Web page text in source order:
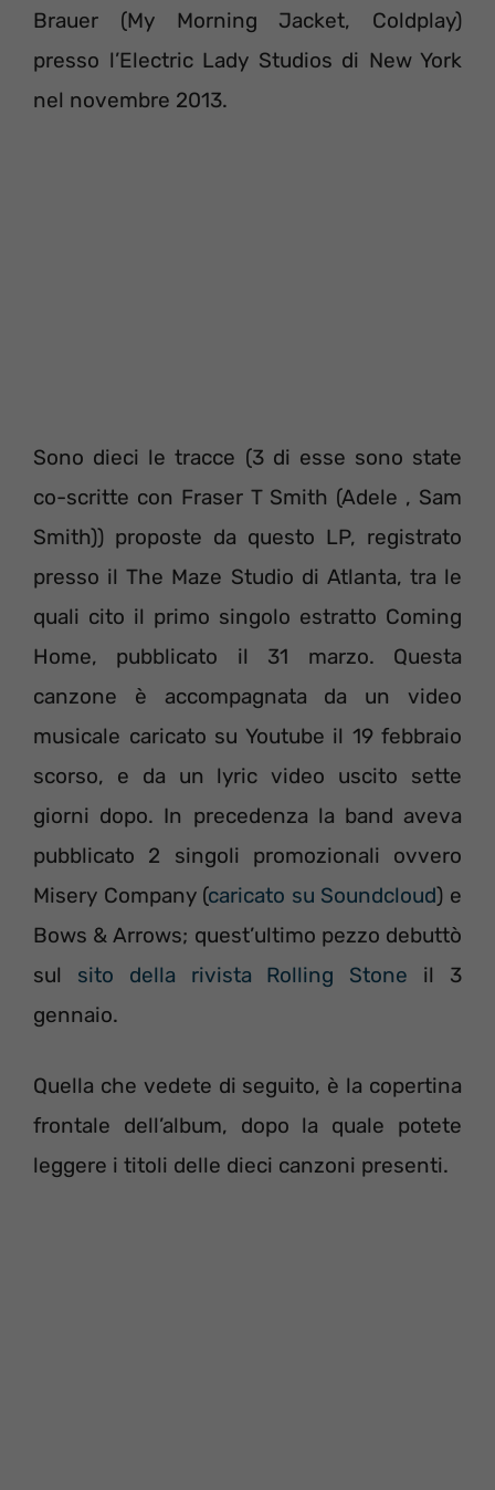
Brauer (My Morning Jacket, Coldplay)
presso l’Electric Lady Studios di New York
nel novembre 2013.
Sono dieci le tracce (3 di esse sono state
co-scritte con Fraser T Smith (Adele , Sam
Smith)) proposte da questo LP, registrato
presso il The Maze Studio di Atlanta, tra le
quali cito il primo singolo estratto Coming
Home, pubblicato il 31 marzo. Questa
canzone è accompagnata da un video
musicale caricato su Youtube il 19 febbraio
scorso, e da un lyric video uscito sette
giorni dopo. In precedenza la band aveva
pubblicato 2 singoli promozionali ovvero
Misery Company (caricato su Soundcloud) e
Bows & Arrows; quest’ultimo pezzo debuttò
sul sito della rivista Rolling Stone il 3
gennaio.
Quella che vedete di seguito, è la copertina
frontale dell’album, dopo la quale potete
leggere i titoli delle dieci canzoni presenti.